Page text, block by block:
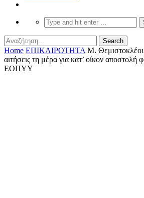
Home ΕΠΙΚΑΙΡΟΤΗΤΑ Μ.
αιτήσεις τη μέρα για κατ’ οίκον
ΕΟΠΥΥ